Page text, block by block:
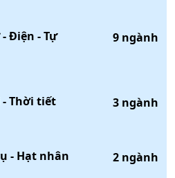
Điện - Tự
9 ngành
- Thời tiết 3 ngành
- Hạt nhân 2 ngành